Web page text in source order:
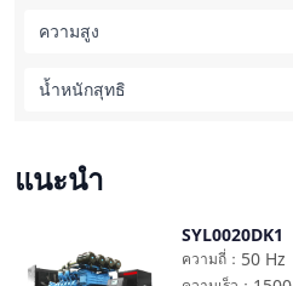
ความสูง
น้ำหนักสุทธิ
แนะนำ
SYL0020DK1
50 Hz
ความถี่ ：